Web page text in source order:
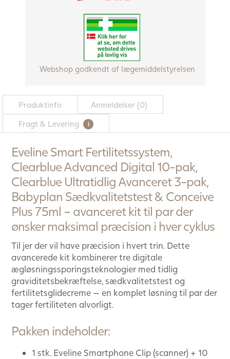
Webshop godkendt af lægemiddelstyrelsen
Produktinfo Anmeldelser (0)
Fragt & Levering
Eveline Smart Fertilitetssystem,
Clearblue Advanced Digital 10-pak,
Clearblue Ultratidlig Avanceret 3-pak,
Babyplan Sædkvalitetstest & Conceive
Plus 75ml – avanceret kit til par der
ønsker maksimal præcision i hver cyklus
Til jer der vil have præcision i hvert trin. Dette
avancerede kit kombinerer tre digitale
ægløsningssporingsteknologier med tidlig
graviditetsbekræftelse, sædkvalitetstest og
fertilitetsglidecreme — en komplet løsning til par der
tager fertiliteten alvorligt.
Pakken indeholder:
1 stk. Eveline Smartphone Clip (scanner) + 10